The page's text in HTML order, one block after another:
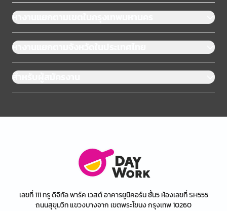
หางานแยกตามเขตในกรุงเทพมหานคร
หางานแยกตามจังหวัดในประเทศไทย
สำหรับผู้สมัครงาน
เลขที่ 111 ทรู ดิจิทัล พาร์ค เวสต์ อาคารยูนิคอร์น ชั้น5 ห้องเลขที่ SH555
ถนนสุขุมวิท แขวงบางจาก เขตพระโขนง กรุงเทพ 10260